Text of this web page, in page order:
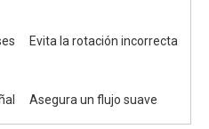
Evita la rotación incorrecta
Asegura un flujo suave